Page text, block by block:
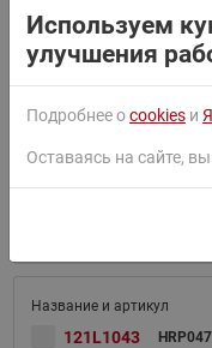
Купить аналог
121L1929
121L1043
Используем
улучшения
Подробнее оcookies и
Оставаясь на сайте,